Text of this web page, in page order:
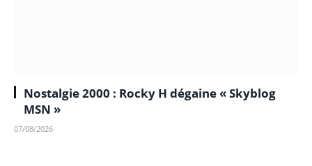
Nostalgie 2000 : Rocky H dégaine « Skyblog
MSN »
07/08/2026